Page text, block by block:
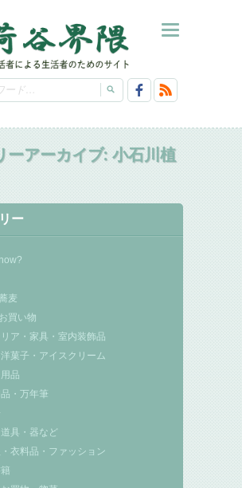
ーアーカイブ: 小石川植
ー
麦
買い物
ア・家具・室内装飾品
菓子・アイスクリーム
品
・万年筆
具・器など
衣料品・ファッション